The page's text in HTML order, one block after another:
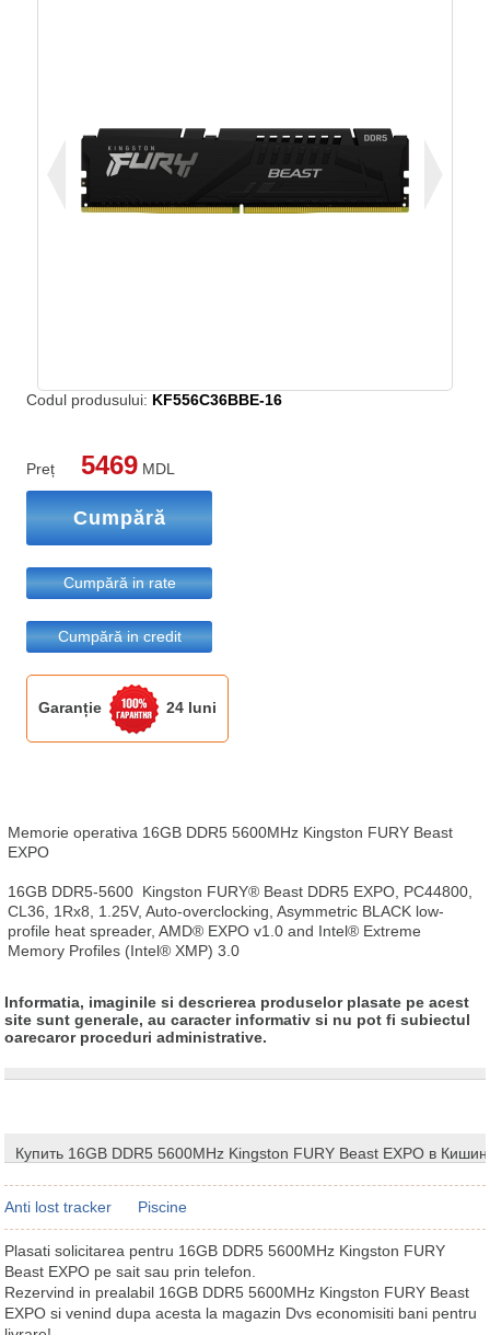
Codul produsului: KF556C36BBE-16
Preț 5469 MDL
Cumpără
Cumpără in rate
Cumpără in credit
Garanție 24 luni
Memorie operativa 16GB DDR5 5600MHz Kingston FURY Beast
EXPO
16GB DDR5-5600  Kingston FURY® Beast DDR5 EXPO, PC44800,
CL36, 1Rx8, 1.25V, Auto-overclocking, Asymmetric BLACK low-
profile heat spreader, AMD® EXPO v1.0 and Intel® Extreme
Memory Profiles (Intel® XMP) 3.0
Informatia, imaginile si descrierea produselor plasate pe acest
site sunt generale, au caracter informativ si nu pot fi subiectul
oarecaror proceduri administrative.
Купить 16GB DDR5 5600MHz Kingston FURY Beast EXPO в
Anti lost tracker Piscine
Plasati solicitarea pentru 16GB DDR5 5600MHz Kingston FURY
Beast EXPO pe sait sau prin telefon.
Rezervind in prealabil 16GB DDR5 5600MHz Kingston FURY Beast
EXPO si venind dupa acesta la magazin Dvs economisiti bani pentru